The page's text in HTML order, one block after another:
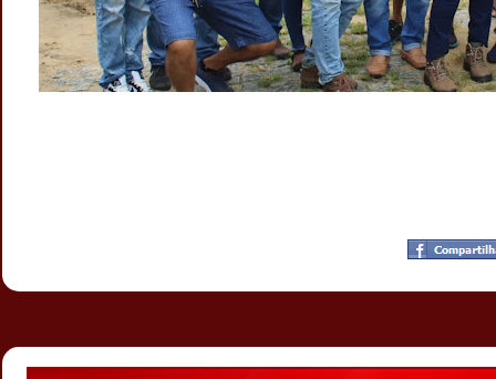
20:37